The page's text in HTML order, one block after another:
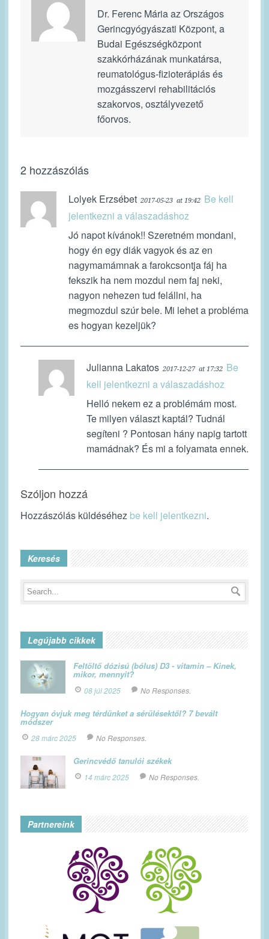
Dr. Ferenc Mária az Országos
Gerincgyógyászati Központ, a
Budai Egészségközpont
szakkórházának munkatársa,
reumatológus-fizioterápiás és
mozgásszervi rehabilitációs
szakorvos, osztályvezető
főorvos.
2 hozzászólás
Lolyek Erzsébet 2017-05-23 at 19:42 Be kell
jelentkezni a válaszadáshoz
Jó napot kívánok!! Szeretném mondani,
hogy én egy diák vagyok és az en
nagymamámnak a farokcsontja fáj ha
fekszik ha nem mozdul nem faj neki,
nagyon nehezen tud felállni, ha
megmozdul szúr bele. Mi lehet a probléma
es hogyan kezeljük?
Julianna Lakatos 2017-12-27 at 17:32 Be
kell jelentkezni a válaszadáshoz
Helló nekem ez a problémám most.
Te milyen választ kaptál? Tudnál
segíteni ? Pontosan hány napig tartott
mamádnak? És mi a folyamata ennek.
Szóljon hozzá
Hozzászólás küldéséhez be kell jelentkezni.
Keresés
Legújabb cikkek
Feltöltő dózisú (bólus) D3 - vitamin – Kinek,
mikor, mennyit?
08 júl 2025 No Responses.
Hogyan óvjuk meg térdünket a sérülésektől? 7 bevált
módszer
28 márc 2025 No Responses.
Gerincvédő tanulói székek
14 márc 2025 No Responses.
Partnereink